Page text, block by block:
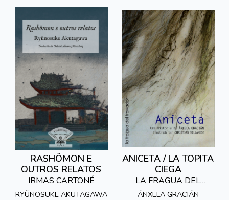
RASHÔMON E
OUTROS RELATOS
IRMAS CARTONÉ
RYÜNOSUKE AKUTAGAWA
ANICETA / LA TOPITA
CIEGA
LA FRAGUA DEL
TROVADOR
ÁNXELA GRACIÁN